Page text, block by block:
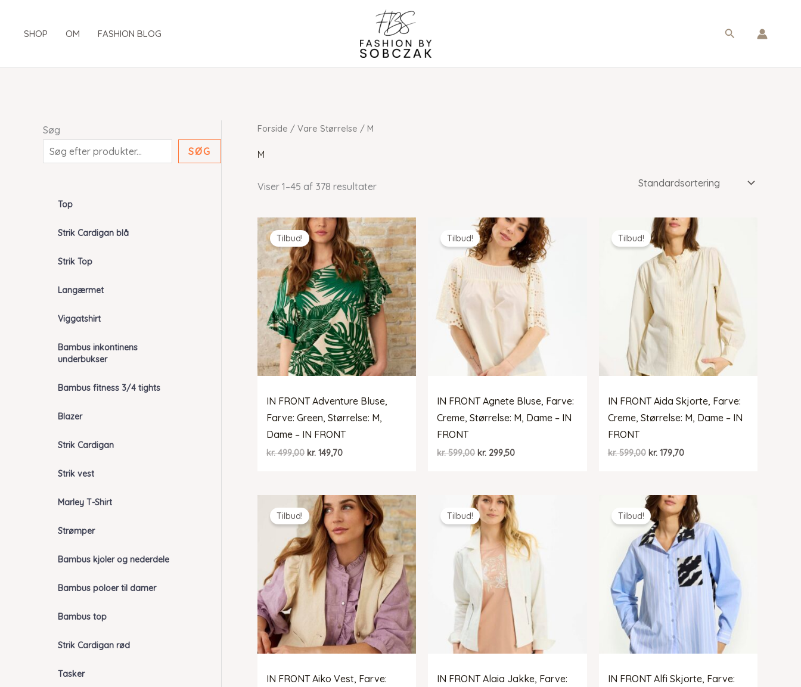
SHOP OM FASHION BLOG Søg
Søg
SØG
Top
Strik Cardigan blå
Strik Top
Langærmet
Viggatshirt
Bambus inkontinens
underbukser
Bambus fitness 3/4 tights
Blazer
Strik Cardigan
Strik vest
Marley T-Shirt
Strømper
Bambus kjoler og nederdele
Bambus poloer til damer
Bambus top
Strik Cardigan rød
Tasker
Forside / Vare Størrelse / M
M
Viser 1–45 af 378 resultater
Tilbud!
IN FRONT Adventure Bluse,
Farve: Green, Størrelse: M,
Dame – IN FRONT
kr.499,00 Den
kr. 499,00.
kr. 149,70Den
kr. 149,70.
Tilbud!
IN FRONT Agnete Bluse, Farve:
Creme, Størrelse: M, Dame – IN
FRONT
kr.599,00 Den
kr. 599,00.
kr. 299,50Den
Tilbud!
IN FRONT Aida Skjorte, Farve:
Creme, Størrelse: M, Dame – IN
FRONT
kr.599,00 Den
kr. 599,00.
kr.179,70Den
kr. 179,70.
Tilbud!
IN FRONT Aiko Vest, Farve:
Tilbud!
IN FRONT Alaia Jakke, Farve:
Tilbud!
IN FRONT Alfi Skjorte, Farve: